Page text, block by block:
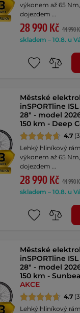
výkonem až 65
dojezdem …
28 990 Kč 44 990
skladem – 10.8. u
Městské
inSPORTline
28" - model
150 km - Deep
4.7
Lehký hliníkový
výkonem až 65
dojezdem …
28 990 Kč 44 990
skladem – 10.8. u
Městské
inSPORTline
28" - model
150 km -
AKCE
4.7
Lehký hliníkový